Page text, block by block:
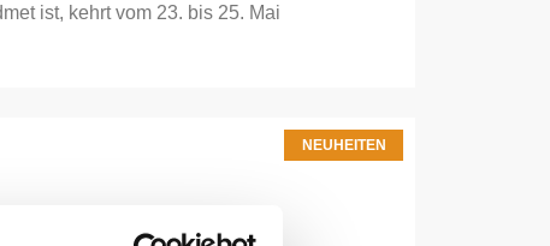
ist, kehrt vom 23. bis 25. Mai
NEUHEITEN